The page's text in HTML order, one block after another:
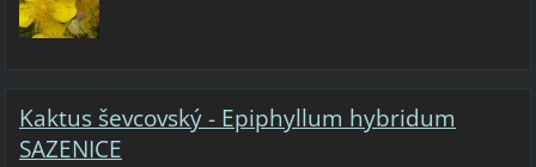
Kaktus ševcovský - Epiphyllum hybridum
SAZENICE